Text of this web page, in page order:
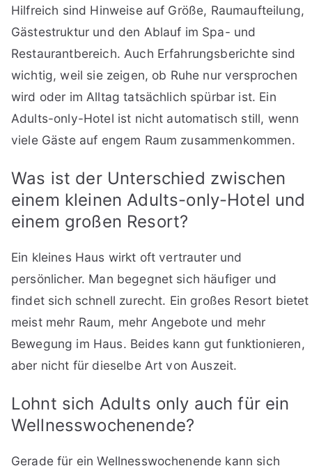
Hilfreich sind Hinweise auf Größe, Raumaufteilung,
Gästestruktur und den Ablauf im Spa- und
Restaurantbereich. Auch Erfahrungsberichte sind
wichtig, weil sie zeigen, ob Ruhe nur versprochen
wird oder im Alltag tatsächlich spürbar ist. Ein
Adults-only-Hotel ist nicht automatisch still, wenn
viele Gäste auf engem Raum zusammenkommen.
Was ist der Unterschied zwischen
einem kleinen Adults-only-Hotel und
einem großen Resort?
Ein kleines Haus wirkt oft vertrauter und
persönlicher. Man begegnet sich häufiger und
findet sich schnell zurecht. Ein großes Resort bietet
meist mehr Raum, mehr Angebote und mehr
Bewegung im Haus. Beides kann gut funktionieren,
aber nicht für dieselbe Art von Auszeit.
Lohnt sich Adults only auch für ein
Wellnesswochenende?
Gerade für ein Wellnesswochenende kann sich